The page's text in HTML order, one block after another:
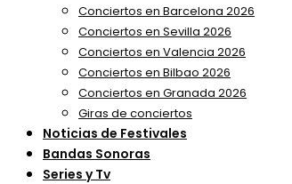
Conciertos en Barcelona 2026
Conciertos en Sevilla 2026
Conciertos en Valencia 2026
Conciertos en Bilbao 2026
Conciertos en Granada 2026
Giras de conciertos
Noticias de Festivales
Bandas Sonoras
Series y Tv